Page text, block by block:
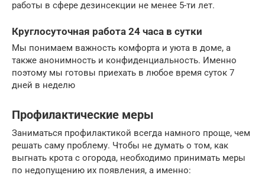
работы в сфере дезинсекции не менее 5-ти лет.
Круглосуточная работа 24 часа в сутки
Мы понимаем важность комфорта и уюта в доме, a
также анонимность и конфиденциальность. Именно
поэтому мы готовы приехать в любое время суток 7
дней в неделю
Профилактические меры
Заниматься профилактикой всегда намного проще, чем
решать саму проблему. Чтобы не думать о том, как
выгнать крота с огорода, необходимо принимать меры
по недопущению их появления, а именно: